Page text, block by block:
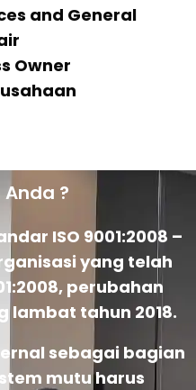
and General
Owner
?
ISO 9001:2008 –
yang telah
perubahan
lambat tahun 2018.
sebagai bagian
mutu harus